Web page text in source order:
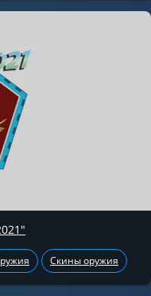
Скины оружия